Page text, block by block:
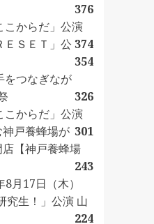
376
こからだ」公演
374
ＥＳＥＴ」公
354
をつなぎなが
326
こからだ」公演
301
戸養蜂場が
【神戸養蜂場
243
月17日（木）
究生！」公演 山
224